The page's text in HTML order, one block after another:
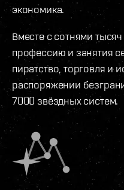
экономика.
Вместе с сотнями
профессию и занятия
пиратство, торговля и
распоряжении
7000 звёздных систем.